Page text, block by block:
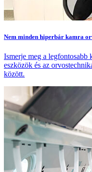
Nem minden hiperbár kamra
Ismerje meg a legfontosabb
eszközök és az
között.